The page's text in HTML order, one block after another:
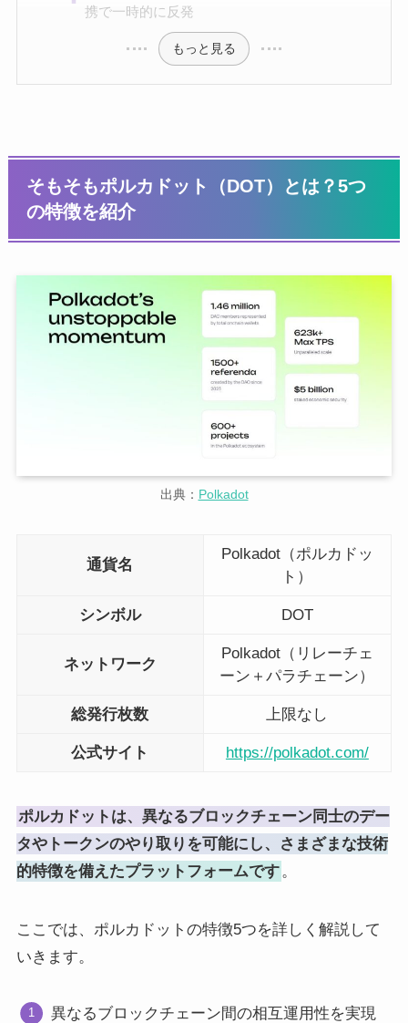
携で一時的に反発
もっと見る
そもそもポルカドット（DOT）とは？5つ
の特徴を紹介
出典： Polkadot
通貨名
Polkadot（ポルカドッ
ト）
シンボル DOT
ネットワーク
Polkadot（リレーチェ
ーン＋パラチェーン）
総発行枚数 上限なし
公式サイト https://polkadot.com/
ポルカドットは、異なるブロックチェーン同士のデー
タやトークンのやり取りを可能にし、さまざまな技術
的特徴を備えたプラットフォームです 。
ここでは、ポルカドットの特徴5つを詳しく解説して
いきます。
異なるブロックチェーン間の相互運用性を実現